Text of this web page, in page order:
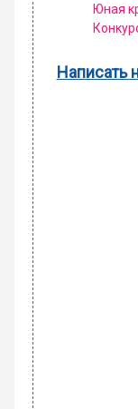
Юная
Написать